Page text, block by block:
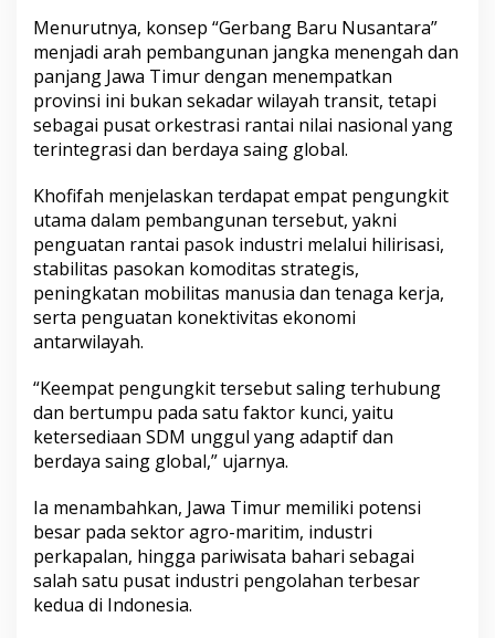
d
k
a
n
a
m
G
r
b
a
n
r
u
N
u
s
n
t
a
r
a
Menurutnya, konsep “Gerbang Baru Nusantara”
menjadi arah pembangunan jangka menengah dan
panjang Jawa Timur dengan menempatkan
provinsi ini bukan sekadar wilayah transit, tetapi
sebagai pusat orkestrasi rantai nilai nasional yang
terintegrasi dan berdaya saing global.
Khofifah menjelaskan terdapat empat pengungkit
utama dalam pembangunan tersebut, yakni
penguatan rantai pasok industri melalui hilirisasi,
stabilitas pasokan komoditas strategis,
peningkatan mobilitas manusia dan tenaga kerja,
serta penguatan konektivitas ekonomi
antarwilayah.
“Keempat pengungkit tersebut saling terhubung
dan bertumpu pada satu faktor kunci, yaitu
ketersediaan SDM unggul yang adaptif dan
berdaya saing global,” ujarnya.
Ia menambahkan, Jawa Timur memiliki potensi
besar pada sektor agro-maritim, industri
perkapalan, hingga pariwisata bahari sebagai
salah satu pusat industri pengolahan terbesar
kedua di Indonesia.